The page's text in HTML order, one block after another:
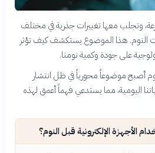
وتجلب معها تغييرات جذرية في مختلف
النوم. هذا الموضوع يستكشف كيف تؤثر
على جودة وكمية نومنا.
أصبح موضوعاً محورياً في ظل انتشار
اليومية، مما يستدعي فهماً أعمق لهذه
الأجهزة الإلكترونية قبل النوم؟